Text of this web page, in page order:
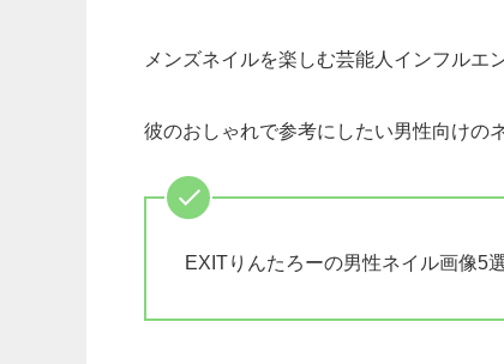
メンズネイルを楽しむ芸能人インフルエ
彼のおしゃれで参考にしたい男性向けの
EXITりんたろーの男性ネイル画像5